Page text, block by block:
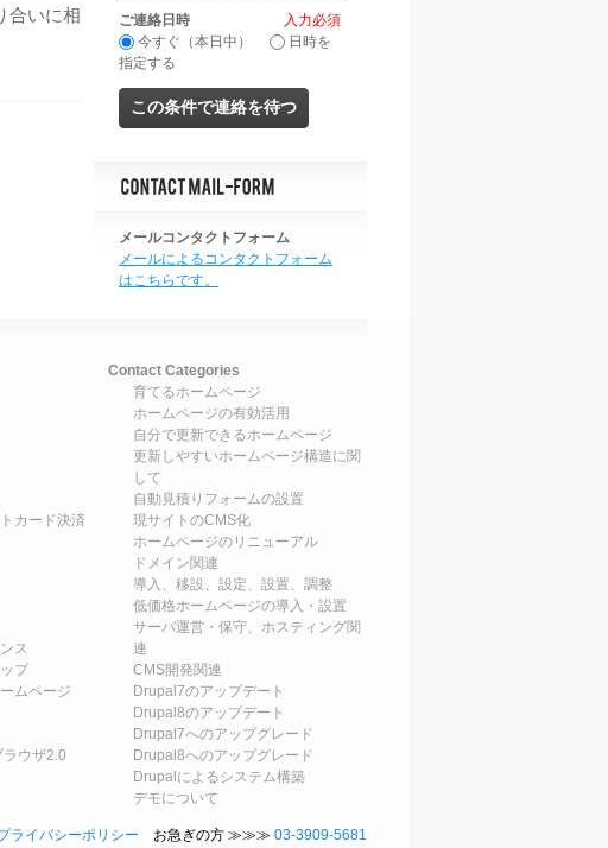
ご連絡日時
今すぐ（本日中）
日時を
指定する
メールコンタクトフォーム
メールによるコンタクトフォーム
はこちらです。
合いに相
カード決済
ス
プ
ムページ
ウザ2.0
Contact Categories
育てるホームページ
ホームページの有効活用
自分で更新できるホームページ
更新しやすいホームページ構造に関
して
自動見積りフォームの設置
現サイトのCMS化
ホームページのリニューアル
ドメイン関連
導入、移設、設定、設置、調整
低価格ホームページの導入・設置
サーバ運営・保守、ホスティング関
連
CMS開発関連
Drupal7のアップデート
Drupal8のアップデート
Drupal7へのアップグレード
Drupal8へのアップグレード
Drupalによるシステム構築
デモについて
ライバシーポリシー お急ぎの方 ≫≫≫ 03-3909-5681